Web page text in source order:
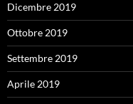
Dicembre 2019
Ottobre 2019
Settembre 2019
Aprile 2019